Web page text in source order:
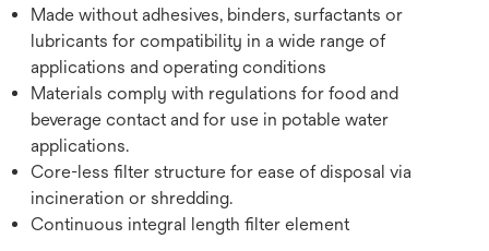
Made without adhesives, binders, surfactants or
lubricants for compatibility in a wide range of
applications and operating conditions
Materials comply with regulations for food and
beverage contact and for use in potable water
applications.
Core-less filter structure for ease of disposal via
incineration or shredding.
Continuous integral length filter element